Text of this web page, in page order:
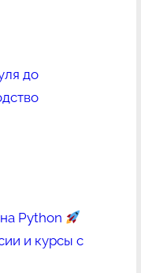
до
Python
и курсы с